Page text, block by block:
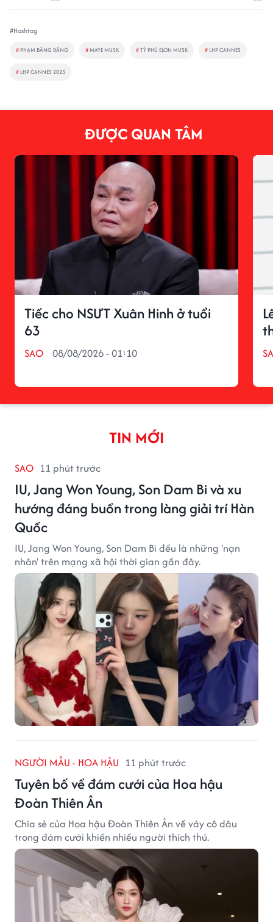
#Hashtag
# PHẠM BĂNG BĂNG # MAYE MUSK #TỶ PHÚ ELON MUSK # LHP CANNES
# LHP CANNES 2023
ĐƯỢC QUAN TÂM
Tiếc cho NSƯT Xuân Hinh ở tuổi
63
SAO 08/08/2026 - 01:10
TIN MỚI
SAO 11 phút trước
IU, Jang Won Young, Son Dam Bi và xu
hướng đáng buồn trong làng giải trí Hàn
Quốc
IU, Jang Won Young, Son Dam Bi đều là những 'nạn
nhân' trên mạng xã hội thời gian gần đây.
NGƯỜI MẪU - HOA HẬU 11 phút trước
Tuyên bố về đám cưới của Hoa hậu
Đoàn Thiên Ân
Chia sẻ của Hoa hậu Đoàn Thiên Ân về váy cô dâu
trong đám cưới khiến nhiều người thích thú.